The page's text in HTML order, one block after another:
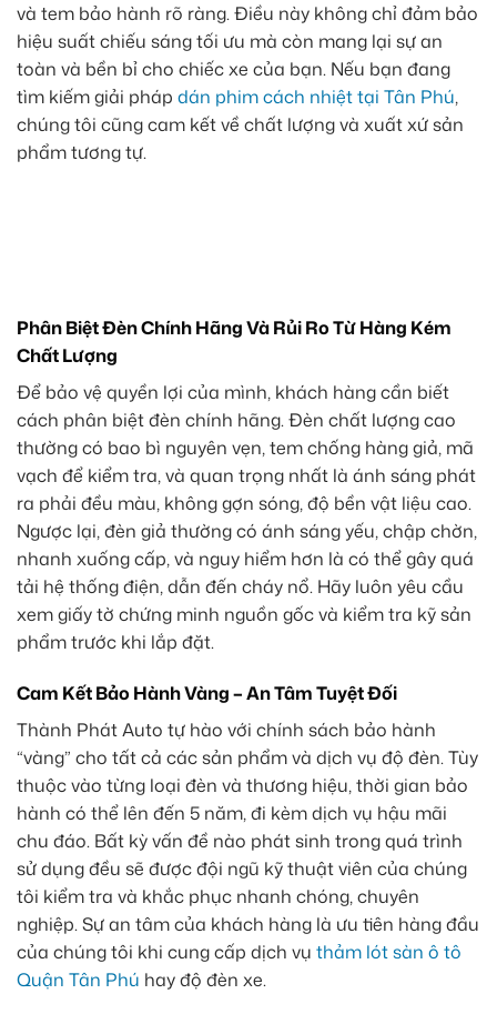
và tem bảo hành rõ ràng. Điều này không chỉ đảm bảo
hiệu suất chiếu sáng tối ưu mà còn mang lại sự an
toàn và bền bỉ cho chiếc xe của bạn. Nếu bạn đang
tìm kiếm giải pháp dán phim cách nhiệt tại Tân Phú,
chúng tôi cũng cam kết về chất lượng và xuất xứ sản
phẩm tương tự.
Phân Biệt Đèn Chính Hãng Và Rủi Ro Từ Hàng Kém
Chất Lượng
Để bảo vệ quyền lợi của mình, khách hàng cần biết
cách phân biệt đèn chính hãng. Đèn chất lượng cao
thường có bao bì nguyên vẹn, tem chống hàng giả, mã
vạch để kiểm tra, và quan trọng nhất là ánh sáng phát
ra phải đều màu, không gợn sóng, độ bền vật liệu cao.
Ngược lại, đèn giả thường có ánh sáng yếu, chập chờn,
nhanh xuống cấp, và nguy hiểm hơn là có thể gây quá
tải hệ thống điện, dẫn đến cháy nổ. Hãy luôn yêu cầu
xem giấy tờ chứng minh nguồn gốc và kiểm tra kỹ sản
phẩm trước khi lắp đặt.
Cam Kết Bảo Hành Vàng – An Tâm Tuyệt Đối
Thành Phát Auto tự hào với chính sách bảo hành
“vàng” cho tất cả các sản phẩm và dịch vụ độ đèn. Tùy
thuộc vào từng loại đèn và thương hiệu, thời gian bảo
hành có thể lên đến 5 năm, đi kèm dịch vụ hậu mãi
chu đáo. Bất kỳ vấn đề nào phát sinh trong quá trình
sử dụng đều sẽ được đội ngũ kỹ thuật viên của chúng
tôi kiểm tra và khắc phục nhanh chóng, chuyên
nghiệp. Sự an tâm của khách hàng là ưu tiên hàng đầu
của chúng tôi khi cung cấp dịch vụ thảm lót sàn ô tô
Quận Tân Phú hay độ đèn xe.